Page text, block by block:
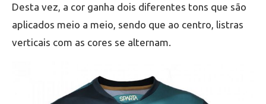
Desta vez, a cor ganha dois diferentes tons que são
aplicados meio a meio, sendo que ao centro, listras
verticais com as cores se alternam.